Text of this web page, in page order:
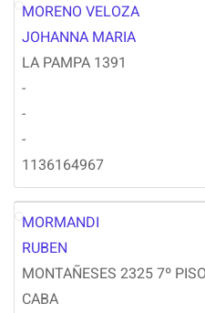
JM
MORENO VELOZA
JOHANNA MARIA
LA PAMPA 1391
-
-
-
1136164967
RM
MORMANDI
RUBEN
MONTAÑESES 2325 7º PISO
CABA